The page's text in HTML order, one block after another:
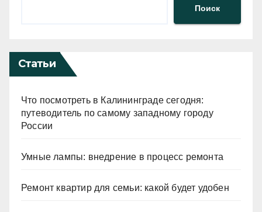
Поиск
Статьи
Что посмотреть в Калининграде сегодня:
путеводитель по самому западному городу
России
Умные лампы: внедрение в процесс ремонта
Ремонт квартир для семьи: какой будет удобен